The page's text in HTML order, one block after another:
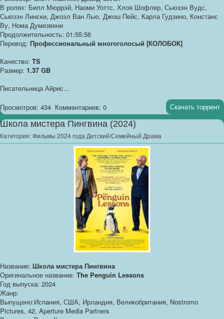
В ролях: Билл Мюррэй, Наоми Уоттс, Хлоя Шофлер, Сьюзэн Вудс,
Сьюзэн Лински, Джоэл Ван Лью, Джош Пейс, Карла Гудзино, Констанс
Ву, Нома Думезвени
Продолжительность: 01:55:56
Перевод: Профессиональный многоголосый [КОЛОБОК]
Качество: TS
Размер: 1.37 GB
Писательница Айрис...
Просмотров: 434 Комментариев: 0 Скачать торрент
Школа мистера Пингвина (2024)
Категория:Фильмы 2024 года Детский/Семейный Драма
Название: Школа мистера Пингвина
Оригинальное название: The Penguin Lessons
Год выпуска: 2024
Жанр:
Выпущено:Испания, США, Ирландия, Великобритания, Nostromo
Pictures, 42, Aperture Media Partners